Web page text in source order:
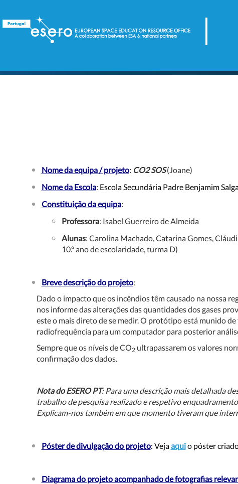
Nome da equipa / projeto: CO2 SOS(Joane)
Nome da Escola: Escola Secundária Padre Benjamim
Constituição da equipa:
Professora: Isabel Guerreiro de Almeida
Alunas: Carolina Machado, Catarina Gomes,
10.º ano de escolaridade, turma D)
Breve descrição do projeto:
Dado o impacto que os incêndios têm causado na nossa
nos informe das alterações das quantidades dos gases
este o mais direto de se medir. O protótipo está munido de
radiofrequência para um computador para posterior
Sempre que os níveis de CO2ultrapassarem os valores
confirmação dos dados.
Nota do ESERO PT: Para uma descrição mais detalhada
trabalho de pesquisa realizado e respetivo
Explicam-nos também em que momento tiveram que
Póster de divulgação do projeto: Vejaaquio póster
Diagrama do projeto acompanhado de fotografias